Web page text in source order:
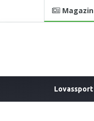
Magazin
Lovassport